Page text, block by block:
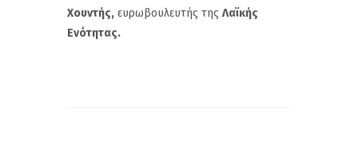
Χουντής, ευρωβουλευτής της Λαϊκής
Ενότητας.